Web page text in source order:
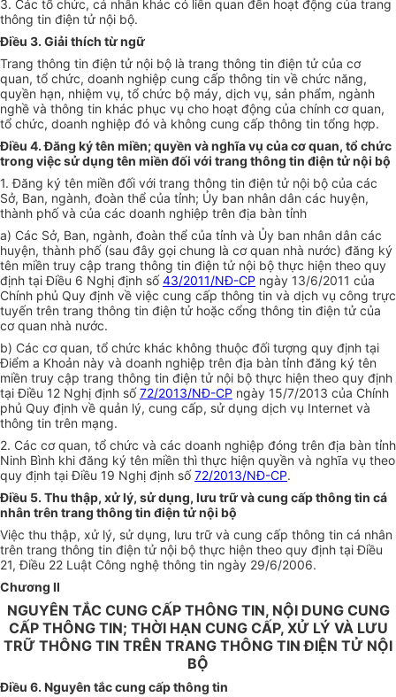
3. Các tổ chức, cá nhân khác có liên quan đến hoạt động của trang
thông tin điện tử nội bộ.
Điều 3. Giải thích từ ngữ
Trang thông tin điện tử nội bộ là trang thông tin điện tử của cơ
quan, tổ chức, doanh nghiệp cung cấp thông tin về chức năng,
quyền hạn, nhiệm vụ, tổ chức bộ máy, dịch vụ, sản phẩm, ngành
nghề và thông tin khác phục vụ cho hoạt động của chính cơ quan,
tổ chức, doanh nghiệp đó và không cung cấp thông tin tổng hợp.
Điều 4. Đăng ký tên miền; quyền và nghĩa vụ của cơ quan, tổ chức
trong việc sử dụng tên miền đối với trang thông tin điện tử nội bộ
1. Đăng ký tên miền đối với trang thông tin điện tử nội bộ của các
Sở, Ban, ngành, đoàn thể của tỉnh; Ủy ban nhân dân các huyện,
thành phố và của các doanh nghiệp trên địa bàn tỉnh
a) Các Sở, Ban, ngành, đoàn thể của tỉnh và Ủy ban nhân dân các
huyện, thành phố (sau đây gọi chung là cơ quan nhà nước) đăng ký
tên miền truy cập trang thông tin điện tử nội bộ thực hiện theo quy
định tại Điều 6 Nghị định số43/2011/NĐ-CP ngày 13/6/2011 của
Chính phủ Quy định về việc cung cấp thông tin và dịch vụ công trực
tuyến trên trang thông tin điện tử hoặc cổng thông tin điện tử của
cơ quan nhà nước.
b) Các cơ quan, tổ chức khác không thuộc đối tượng quy định tại
Điểm a Khoản này và doanh nghiệp trên địa bàn tỉnh đăng ký tên
miền truy cập trang thông tin điện tử nội bộ thực hiện theo quy định
tại Điều 12 Nghị định số72/2013/NĐ-CP ngày 15/7/2013 của Chính
phủ Quy định về quản lý, cung cấp, sử dụng dịch vụ Internet và
thông tin trên mạng.
2. Các cơ quan, tổ chức và các doanh nghiệp đóng trên địa bàn tỉnh
Ninh Bình khi đăng ký tên miền thì thực hiện quyền và nghĩa vụ theo
quy định tại Điều 19 Nghị định số72/2013/NĐ-CP.
Điều 5. Thu thập, xử lý, sử dụng, lưu trữ và cung cấp thông tin cá
nhân trên trang thông tin điện tử nội bộ
Việc thu thập, xử lý, sử dụng, lưu trữ và cung cấp thông tin cá nhân
trên trang thông tin điện tử nội bộ thực hiện theo quy định tại Điều
21, Điều 22 Luật Công nghệ thông tin ngày 29/6/2006.
Chương II
NGUYÊN TẮC CUNG CẤP THÔNG TIN, NỘI DUNG CUNG
CẤP THÔNG TIN; THỜI HẠN CUNG CẤP, XỬ LÝ VÀ LƯU
TRỮ THÔNG TIN TRÊN TRANG THÔNG TIN ĐIỆN TỬ NỘI
BỘ
Điều 6. Nguyên tắc cung cấp thông tin